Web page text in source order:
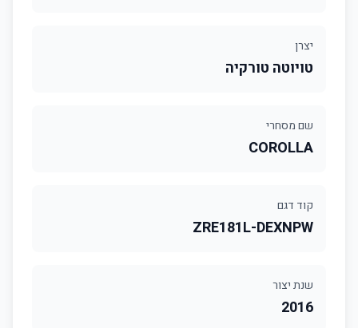
יצרן
טויוטה טורקיה
שם מסחרי
COROLLA
קוד דגם
ZRE181L-DEXNPW
שנת יצור
2016